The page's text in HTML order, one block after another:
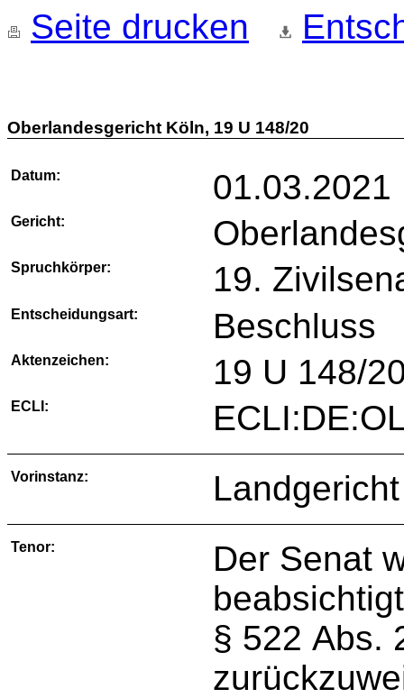
Seite drucken
Oberlandesgericht Köln, 19 U 148/20
Datum: 01.03.2021
Gericht:
Spruchkörper: 19.
Entscheidungsart: Beschluss
Aktenzeichen: 19 U 148/
ECLI:
Vorinstanz:
Tenor:
Der Senat
§ 522 Abs.